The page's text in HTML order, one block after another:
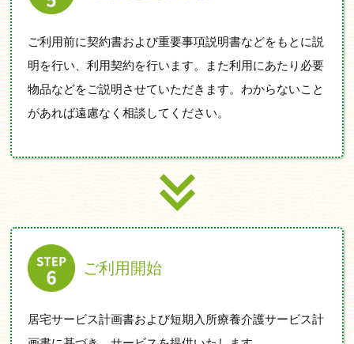
ご利用前に契約書および重要事項説明書などをもとに説
明を行い、利用契約を行います。また利用にあたり必要
物品などをご説明させていただきます。わからないこと
があれば遠慮なく相談してください。
ご利用開始
居宅サービス計画書および短期入所療養介護サービス計